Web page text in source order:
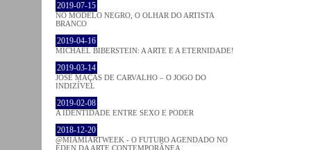
2019-07-15
NO MODELO NEGRO, O OLHAR DO ARTISTA
BRANCO
2019-04-16
MICHAEL BIBERSTEIN: A ARTE E A ETERNIDADE!
2019-03-14
JOSÉ MAÇÃS DE CARVALHO – O JOGO DO
INDIZÍVEL
2019-02-08
A IDENTIDADE ENTRE SEXO E PODER
2018-12-20
@MIAMIARTWEEK - O FUTURO AGENDADO NO
ÉDEN DA ARTE CONTEMPORÂNEA